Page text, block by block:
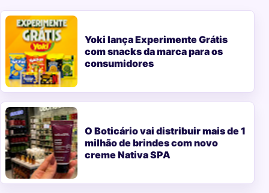
Yoki lança Experimente Grátis
com snacks da marca para os
consumidores
O Boticário vai distribuir mais de 1
milhão de brindes com novo
creme Nativa SPA